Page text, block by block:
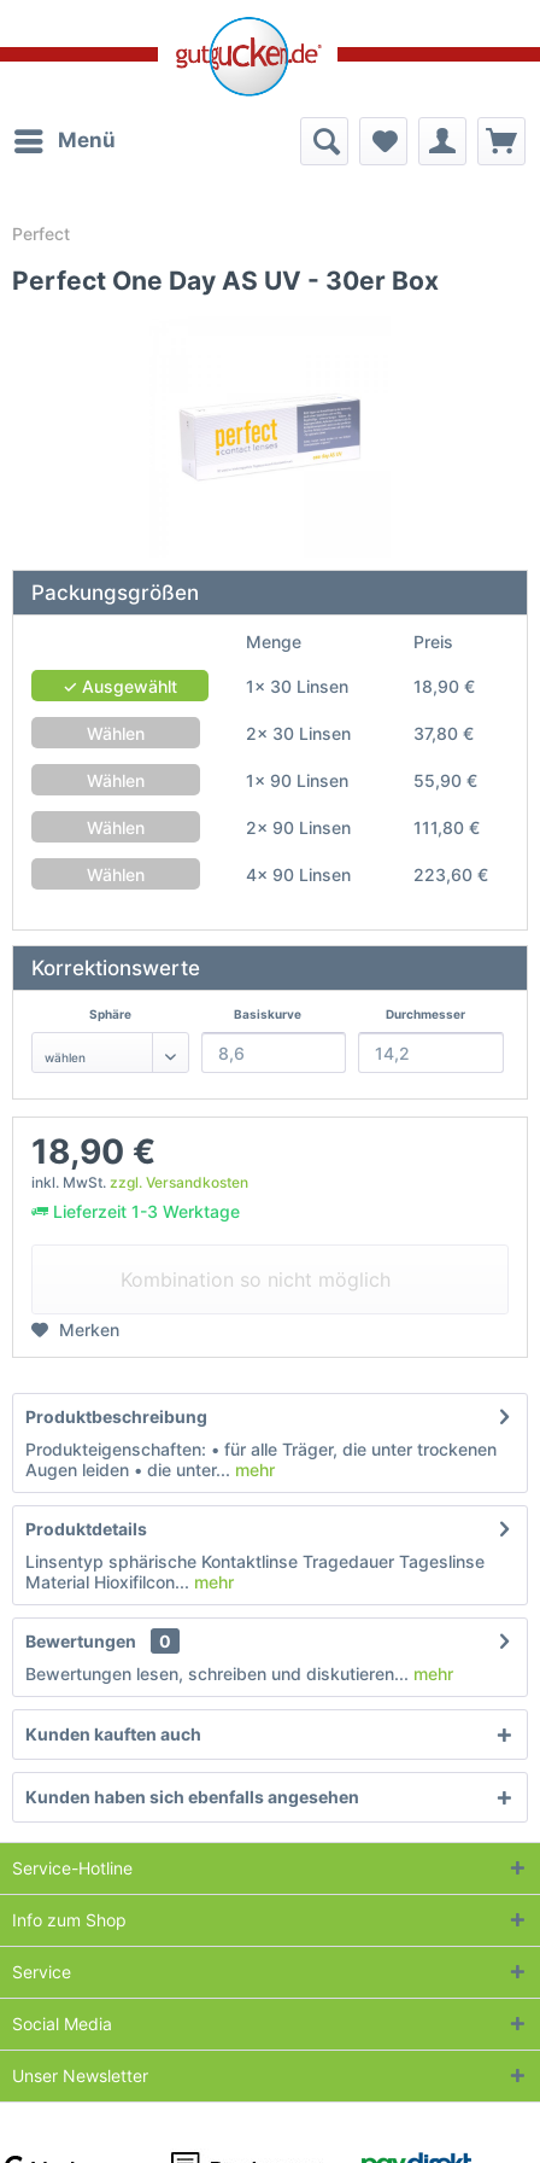
Menü
Perfect
Perfect One Day AS UV - 30er Box
Packungsgrößen
Menge Preis
✓ Ausgewählt 1x 30 Linsen 18,90 €
Wählen 2x 30 Linsen 37,80 €
Wählen 1x 90 Linsen 55,90 €
Wählen 2x 90 Linsen 111,80 €
Wählen 4x 90 Linsen 223,60 €
Korrektionswerte
Sphäre Basiskurve Durchmesser
18,90 €
inkl. MwSt. zzgl. Versandkosten
Lieferzeit 1-3 Werktage
Kombination so nicht möglich
Merken
Produktbeschreibung
Produkteigenschaften: • für alle Träger, die unter trockenen
Augen leiden • die unter... mehr
Produktdetails
Linsentyp sphärische Kontaktlinse Tragedauer Tageslinse
Material Hioxifilcon... mehr
Bewertungen
0
Bewertungen lesen, schreiben und diskutieren... mehr
Kunden kauften auch
Kunden haben sich ebenfalls angesehen
Service-Hotline
Info zum Shop
Service
Social Media
Unser Newsletter